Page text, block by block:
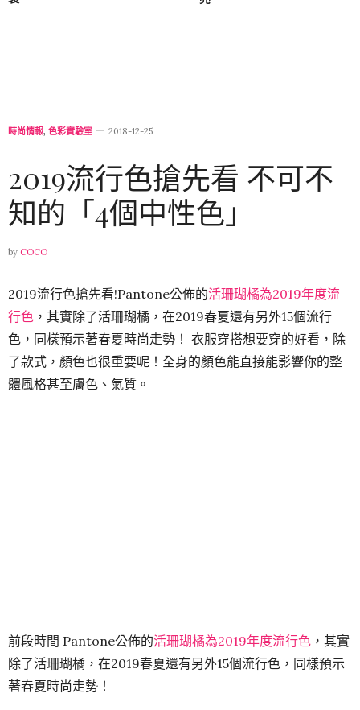
時尚情報, 色彩實驗室 2018-12-25
2019流行色搶先看 不可不
知的「4個中性色」
by COCO
2019流行色搶先看!Pantone公佈的活珊瑚橘為2019年度流
行色 ，其實除了活珊瑚橘，在2019春夏還有另外15個流行
色，同樣預示著春夏時尚走勢！ 衣服穿搭想要穿的好看，除
了款式，顏色也很重要呢！全身的顏色能直接能影響你的整
體風格甚至膚色、氣質。
前段時間 Pantone公佈的活珊瑚橘為2019年度流行色 ，其實
除了活珊瑚橘，在2019春夏還有另外15個流行色，同樣預示
著春夏時尚走勢！